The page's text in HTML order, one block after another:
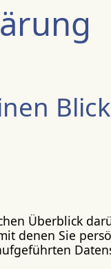
Blick
Überblick
denen Sie